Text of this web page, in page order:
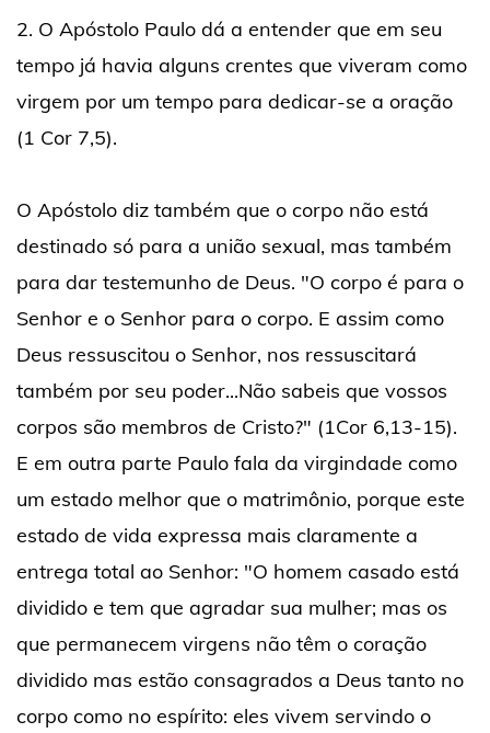
2. O Apóstolo Paulo dá a entender que em seu
tempo já havia alguns crentes que viveram como
virgem por um tempo para dedicar-se a oração
(1 Cor 7,5).
O Apóstolo diz também que o corpo não está
destinado só para a união sexual, mas também
para dar testemunho de Deus. "O corpo é para o
Senhor e o Senhor para o corpo. E assim como
Deus ressuscitou o Senhor, nos ressuscitará
também por seu poder...Não sabeis que vossos
corpos são membros de Cristo?" (1Cor 6,13-15).
E em outra parte Paulo fala da virgindade como
um estado melhor que o matrimônio, porque este
estado de vida expressa mais claramente a
entrega total ao Senhor: "O homem casado está
dividido e tem que agradar sua mulher; mas os
que permanecem virgens não têm o coração
dividido mas estão consagrados a Deus tanto no
corpo como no espírito: eles vivem servindo o